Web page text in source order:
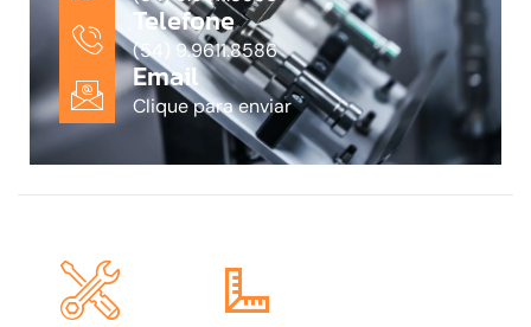
Telefone
(54) 9.9611.8586
Email
Clique para enviar